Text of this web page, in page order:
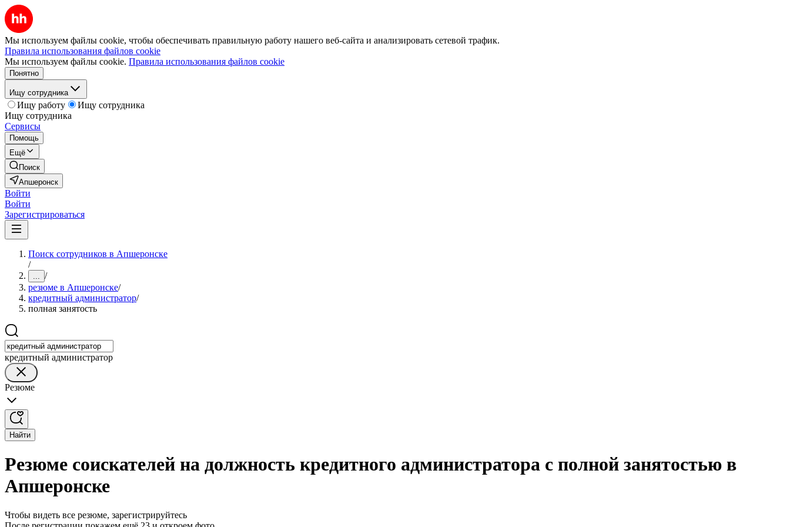
Мы используем файлы cookie, чтобы обеспечивать правильную работу нашего веб-сайта и анализировать сетевой трафик.
Правила использования файлов cookie
Мы используем файлы cookie. Правила использования файлов cookie
Понятно
Ищу сотрудника
Ищу работу
Ищу сотрудника
Ищу сотрудника
Сервисы
Помощь
Ещё
Поиск
Апшеронск
Войти
Войти
Зарегистрироваться
Поиск сотрудников в Апшеронске
/
... /
резюме в Апшеронске/
кредитный администратор/
полная занятость
кредитный администратор
Резюме
Найти
Резюме соискателей на должность кредитного администратора с полной занятостью в
Апшеронске
Чтобы видеть все резюме, зарегистрируйтесь